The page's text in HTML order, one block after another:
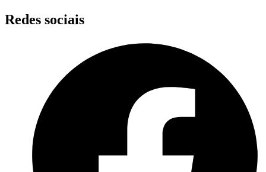
Skip
to
Redes sociais